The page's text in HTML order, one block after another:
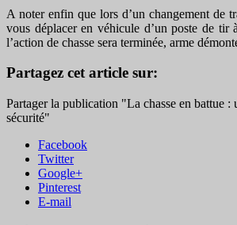
A noter enfin que lors d’un changement de
vous déplacer en véhicule d’un poste de tir
l’action de chasse sera terminée, arme
Partagez cet article sur:
Partager la publication "La chasse en battue :
sécurité"
Facebook
Twitter
Google+
Pinterest
E-mail